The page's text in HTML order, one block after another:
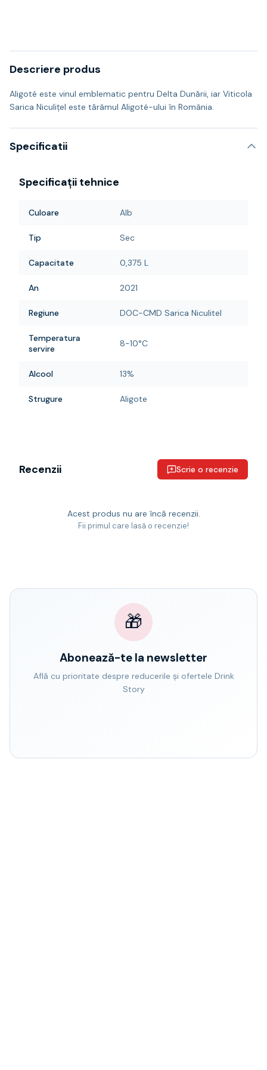
Descriere produs
Aligoté este vinul emblematic pentru Delta Dunării, iar Viticola
Sarica Niculițel este tărâmul Aligoté-ului în România.
Specificatii
Specificații tehnice
Culoare Alb
Tip Sec
Capacitate 0,375 L
An 2021
Regiune DOC-CMD Sarica Niculitel
Temperatura
servire
8-10°C
Alcool 13%
Strugure Aligote
Recenzii Scrie o recenzie
Acest produs nu are încă recenzii.
Fii primul care lasă o recenzie!
🎁
Abonează-te la newsletter
Află cu prioritate despre reducerile și ofertele Drink
Story